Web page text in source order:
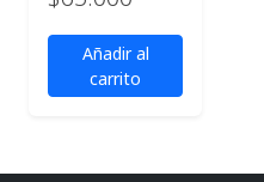
Añadir al
carrito